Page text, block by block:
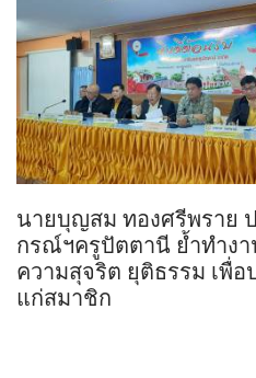
นายบุญสม ทองศรีพราย
กรณ์ฯครูปัตตานี ย้ำทำงา
ความสุจริต ยุติธรรม เพื่
แก่สมาชิก